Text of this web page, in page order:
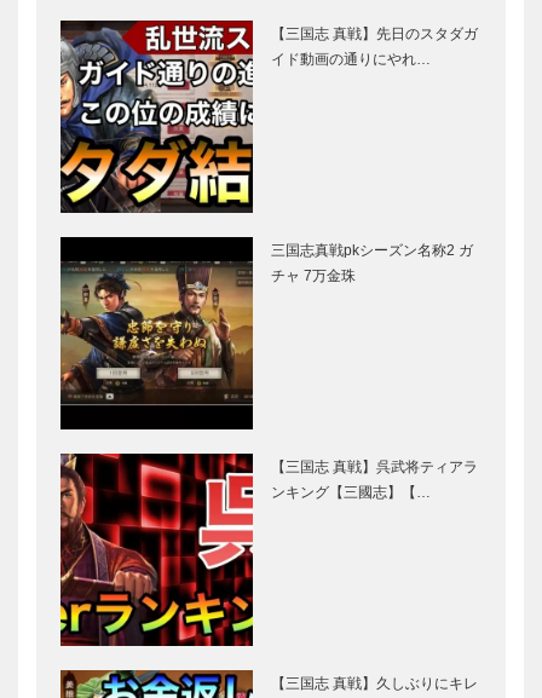
【三国志 真戦】先日のスタダガ
イド動画の通りにやれ…
三国志真戦pkシーズン名称2 ガ
チャ 7万金珠
【三国志 真戦】呉武将ティアラ
ンキング【三國志】【…
【三国志 真戦】久しぶりにキレ